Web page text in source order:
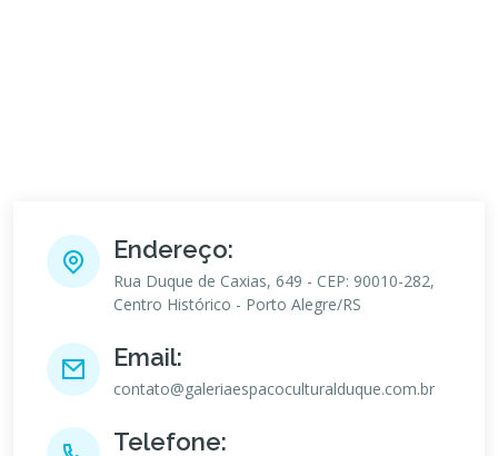
Endereço:
Rua Duque de Caxias, 649 - CEP: 90010-282,
Centro Histórico - Porto Alegre/RS
Email:
contato@galeriaespacoculturalduque.com.br
Telefone: